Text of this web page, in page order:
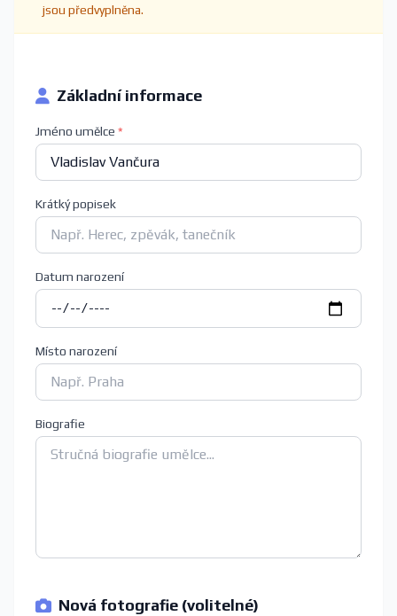
jsou předvyplněna.
Základní informace
Jméno umělce *
Krátký popisek
Datum narození
Místo narození
Biografie
Nová fotografie (volitelné)